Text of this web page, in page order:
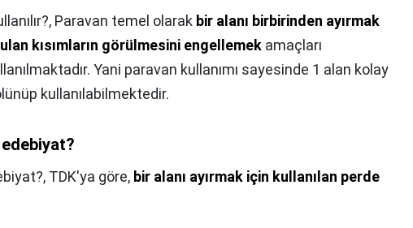
Paravan temel olarak bir alanı birbirinden ayırmak
kısımların görülmesini engellemek amaçları
Yani paravan kullanımı sayesinde 1 alan kolay
kullanılabilmektedir.
TDK'ya göre, bir alanı ayırmak için kullanılan perde